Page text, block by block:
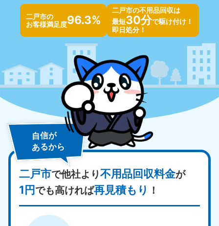
二戸市の
お客様満足度96.3%
二戸市の不用品回収は
最短30分で駆け付け！
即日処分！
自信が
あるから
二戸市で他社より不用品回収料金が
1円でも高ければ再見積もり ！